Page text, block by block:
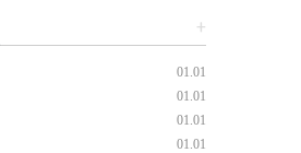
+
01.01
01.01
01.01
01.01